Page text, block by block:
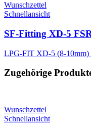
Wunschzettel
Schnellansicht
SF-Fitting XD-5
LPG-FIT XD-5 (8-10mm)
Zugehörige
Wunschzettel
Schnellansicht